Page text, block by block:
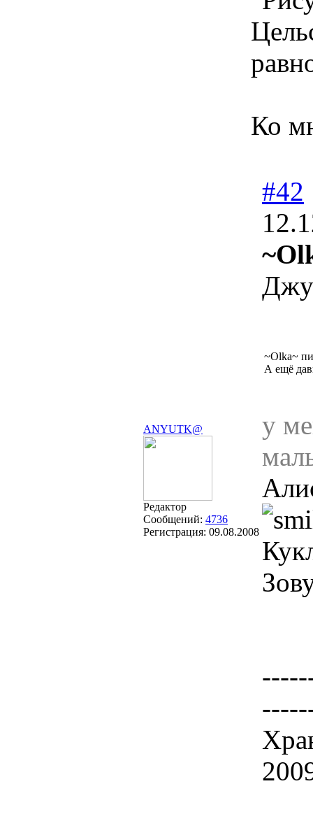
Ко
ANYUTK@
Редактор
Сообщений: 4736
Регистрация: 09.08.2008
#42
~Olka~
А ещё
у